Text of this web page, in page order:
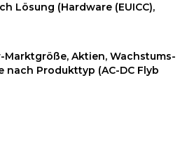
Lösung (Hardware (EUICC),
Aktien, Wachstums-
nach Produkttyp (AC-DC Flyb